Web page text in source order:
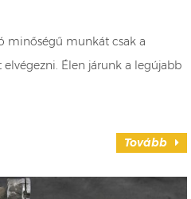
minőségű munkát csak a
Élen járunk a legújabb
Tovább